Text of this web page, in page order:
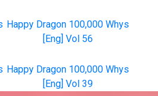
Happy Dragon 100,000 Whys
[Eng] Vol 56
Happy Dragon 100,000 Whys
[Eng] Vol 39